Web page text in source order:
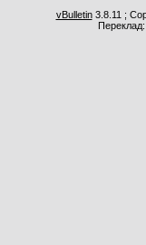
vBulletin3.8.11 ;